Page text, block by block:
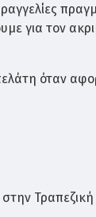
και
για τον
όταν